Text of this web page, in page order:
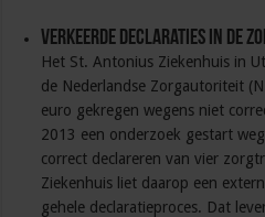
Verkeerde declaraties in de
Het St. Antonius Ziekenhuis in
de Nederlandse Zorgautoriteit
euro gekregen wegens niet
2013 een onderzoek gestart
correct declareren van vier
Ziekenhuis liet daarop een
gehele declaratieproces. Dat